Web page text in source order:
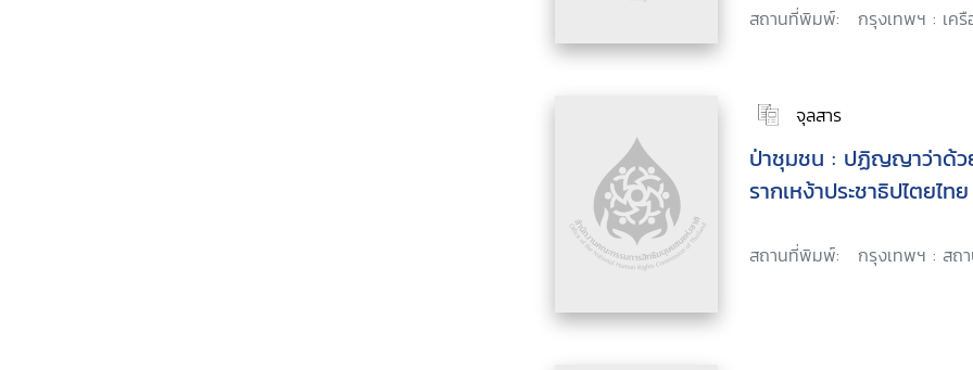
สถานที่พิมพ์: กรุงเทพฯ : เครื
จุลสาร
ป่าชุมชน : ปฏิญญาว่าด้
รากเหง้าประชาธิปไตยไทย
สถานที่พิมพ์: กรุงเทพฯ : สถ